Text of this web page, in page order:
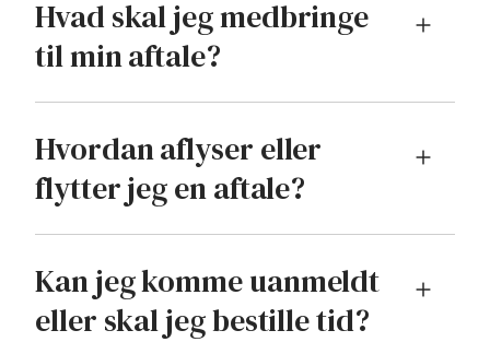
Hvad skal jeg medbringe
til min aftale?
Hvordan aflyser eller
flytter jeg en aftale?
Kan jeg komme uanmeldt
eller skal jeg bestille tid?